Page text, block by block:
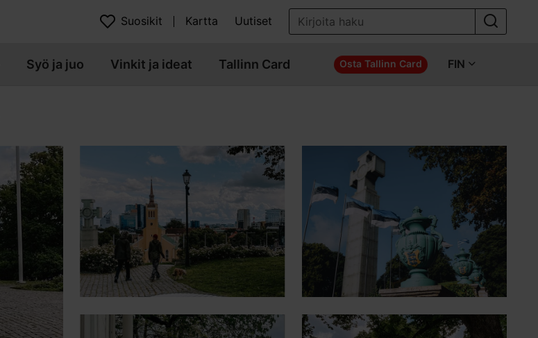
Suosikit Kartta Uutiset
Syö ja juo Vinkit ja ideat Tallinn Card Osta Tallinn Card FIN